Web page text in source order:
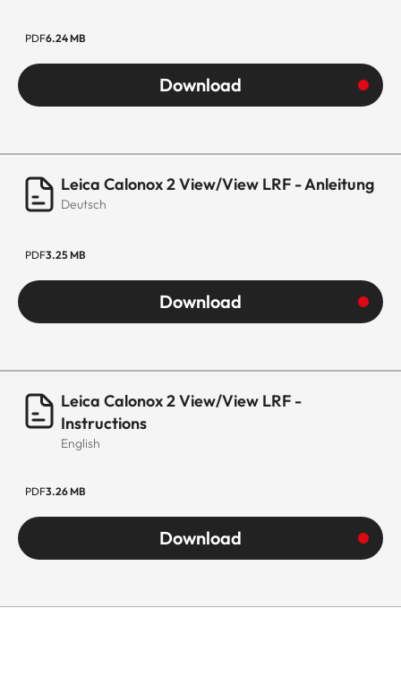
PDF6.24 MB
Download
Leica Calonox 2 View/View LRF - Anleitung
Deutsch
PDF3.25 MB
Download
Leica Calonox 2 View/View LRF -
Instructions
English
PDF3.26 MB
Download